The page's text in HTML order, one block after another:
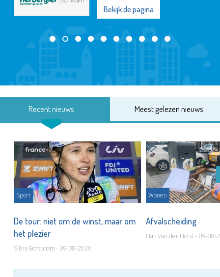
Irado
Bekijk de pagina
Recent nieuws Meest gelezen nieuws
Sport
De tour: niet om de winst, maar om
het plezier
Afvalscheiding